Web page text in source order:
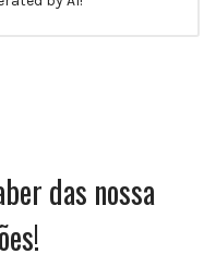
das nossa